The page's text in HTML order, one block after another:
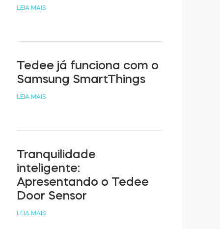
LEIA MAIS
Tedee já funciona com o
Samsung SmartThings
LEIA MAIS
Tranquilidade
inteligente:
Apresentando o Tedee
Door Sensor
LEIA MAIS